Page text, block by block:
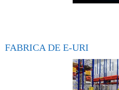
FABRICA DE E-URI